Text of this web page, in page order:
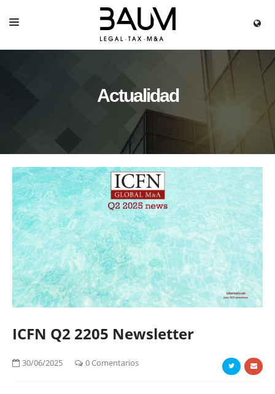
ACTUALIDAD
Actualidad
ICFN Q2 2205 Newsletter
30/06/2025 0 Comentarios